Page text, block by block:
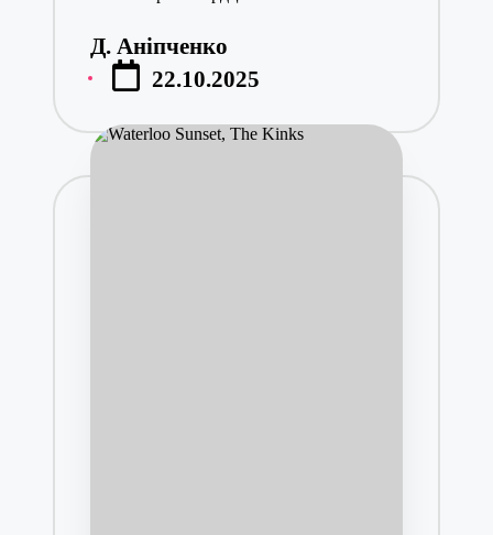
Posted
by
Д. Аніпченко
22.10.2025